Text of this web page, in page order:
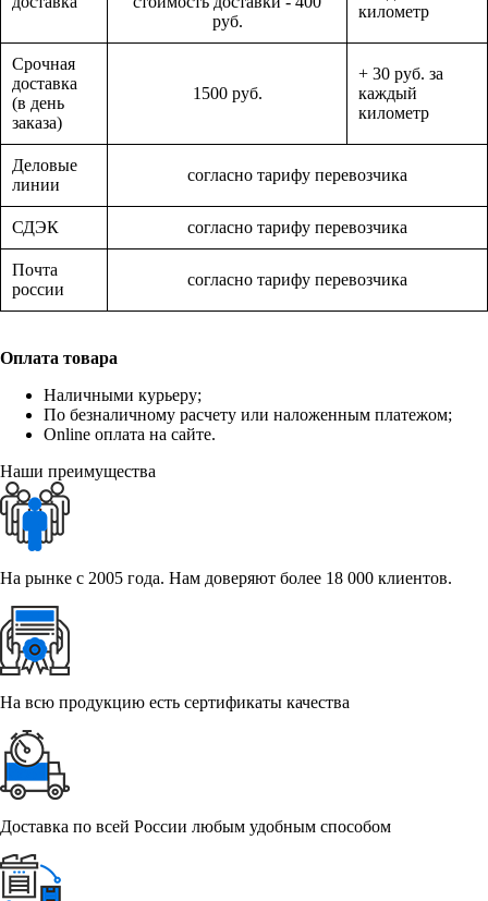
руб.
километр
Срочная
доставка
(в день
заказа)
1500 руб.
+ 30 руб. за
каждый
километр
Деловые
линии
согласно тарифу перевозчика
СДЭК согласно тарифу перевозчика
Почта
россии
согласно тарифу перевозчика
Оплата товара
Наличными курьеру;
По безналичному расчету или наложенным платежом;
Online оплата на сайте.
Наши преимущества
На рынке с 2005 года. Нам доверяют более 18 000 клиентов.
На всю продукцию есть сертификаты качества
Доставка по всей России любым удобным способом